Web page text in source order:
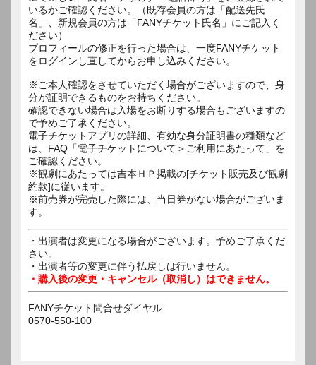
いるかご確認ください。（既存会員の方は「配送先氏
名」、新規会員の方は「FANYチケット氏名」にご記入く
ださい）
プロフィールの修正を行った場合は、一度FANYチケット
をログインし直してからお申し込みください。
※ご本人確認をさせていただく場合がございますので、身
分が証明できるものをお持ちください。
確認できない場合は入場をお断りする場合もございますの
で予めご了承ください。
電子チケットアプリの詳細、有効な身分証明書の種類など
は、FAQ「電子チケットについて＞ご利用にあたって」を
ご確認ください。
※観劇にあたっては吉本ＨＰ掲載の[チケット販売及び観劇
約款]に従います。
※前売券が完売した際には、当日券がない場合がございま
す。
・出演者は変更になる場合がございます。予めご了承くだ
さい。
・出演者等の変更に伴う払戻しは行いません。
・購入後の変更・キャンセル（取消し）はできません。
FANYチケット問合せダイヤル
0570-550-100